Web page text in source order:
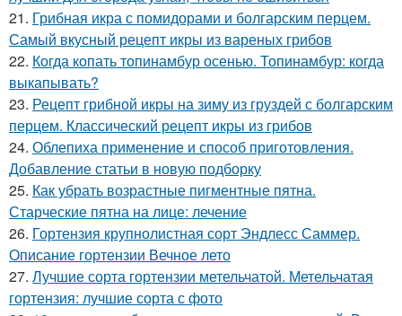
21. Грибная икра с помидорами и болгарским перцем.
Самый вкусный рецепт икры из вареных грибов
22. Когда копать топинамбур осенью. Топинамбур: когда
выкапывать?
23. Рецепт грибной икры на зиму из груздей с болгарским
перцем. Классический рецепт икры из грибов
24. Облепиха применение и способ приготовления.
Добавление статьи в новую подборку
25. Как убрать возрастные пигментные пятна.
Старческие пятна на лице: лечение
26. Гортензия крупнолистная сорт Эндлесс Саммер.
Описание гортензии Вечное лето
27. Лучшие сорта гортензии метельчатой. Метельчатая
гортензия: лучшие сорта с фото